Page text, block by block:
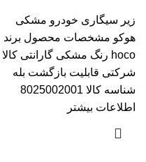
زیر سیگاری خودرو مشکی
هوکو مشخصات محصول برند
hoco رنگ مشکی گارانتی کالا
شرکتی قابلیت بازگشت بله
شناسه کالا 8025002001
اطلاعات بیشتر